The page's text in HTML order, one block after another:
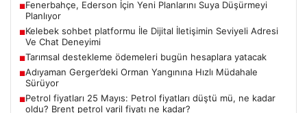
■Fenerbahçe, Ederson İçin Yeni Planlarını Suya Düşürmeyi
Planlıyor
■Kelebek sohbet platformu İle Dijital İletişimin Seviyeli Adresi
Ve Chat Deneyimi
■Tarımsal destekleme ödemeleri bugün hesaplara yatacak
■Adıyaman Gerger’deki Orman Yangınına Hızlı Müdahale
Sürüyor
■Petrol fiyatları 25 Mayıs: Petrol fiyatları düştü mü, ne kadar
oldu? Brent petrol varil fiyatı ne kadar?